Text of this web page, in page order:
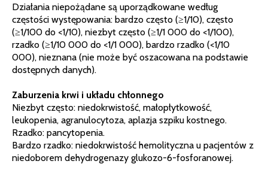
Działania niepożądane są uporządkowane według
częstości występowania: bardzo często (≥1/10), często
(≥1/100 do <1/10), niezbyt często (≥1/1 000 do <1/100),
rzadko (≥1/10 000 do <1/1 000), bardzo rzadko (<1/10
000), nieznana (nie może być oszacowana na podstawie
dostępnych danych).
Zaburzenia krwi i układu chłonnego
Niezbyt często: niedokrwistość, małopłytkowość,
leukopenia, agranulocytoza, aplazja szpiku kostnego.
Rzadko: pancytopenia.
Bardzo rzadko: niedokrwistość hemolityczna u pacjentów z
niedoborem dehydrogenazy glukozo-6-fosforanowej.